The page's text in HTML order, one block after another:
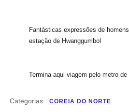
Fantásticas expressões de
estação de Hwanggumbol
Termina aqui viagem pelo metro
Categorias: COREIA DO NORTE